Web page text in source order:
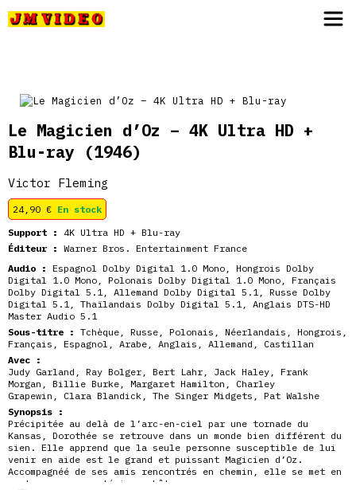
Le Magicien d’Oz – 4K Ultra HD +
Blu-ray (1946)
Victor Fleming
24,90 € En stock
Support :
4K Ultra HD + Blu-ray
Éditeur : Warner Bros. Entertainment France
Audio : Espagnol Dolby Digital 1.0 Mono, Hongrois Dolby
Digital 1.0 Mono, Polonais Dolby Digital 1.0 Mono, Français
Dolby Digital 5.1, Allemand Dolby Digital 5.1, Russe Dolby
Digital 5.1, Thaïlandais Dolby Digital 5.1, Anglais DTS-HD
Master Audio 5.1
Sous-titre : Tchèque, Russe, Polonais, Néerlandais, Hongrois,
Français, Espagnol, Arabe, Anglais, Allemand, Castillan
Avec :
Judy Garland , Ray Bolger , Bert Lahr , Jack Haley , Frank
Morgan , Billie Burke , Margaret Hamilton , Charley
Grapewin , Clara Blandick , The Singer Midgets , Pat Walshe
Synopsis :
Précipitée au delà de l’arc-en-ciel par une tornade du
Kansas, Dorothée se retrouve dans un monde bien différent du
sien. Elle apprend que la seule personne susceptible de lui
venir en aide est le grand et puissant Magicien d’Oz.
Accompagnéé de ses amis rencontrés en chemin, elle se met en
route pour un mystérieux château…